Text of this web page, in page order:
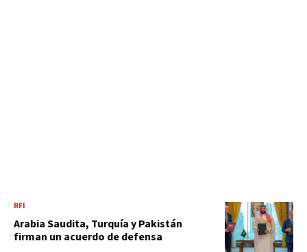
RFI
Arabia Saudita, Turquía y Pakistán
firman un acuerdo de defensa